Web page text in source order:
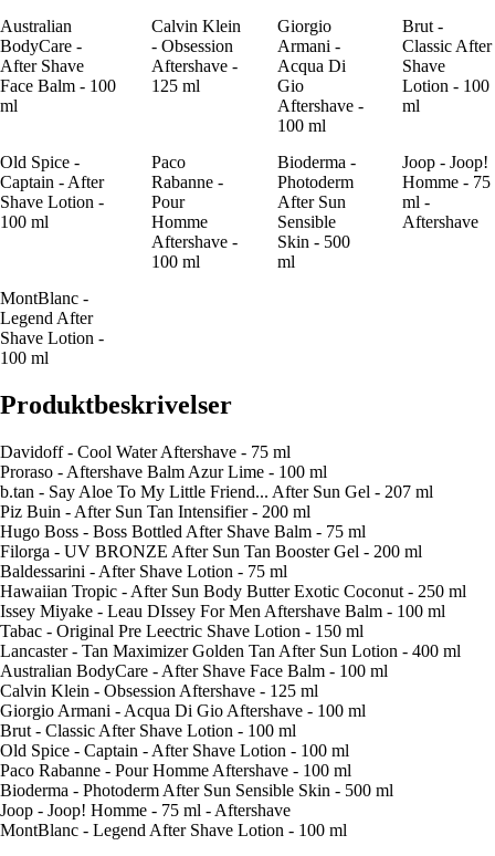
Australian
BodyCare -
After Shave
Face Balm - 100
ml
Calvin Klein
- Obsession
Aftershave -
125 ml
Giorgio
Armani -
Acqua Di
Gio
Aftershave -
100 ml
Brut -
Classic After
Shave
Lotion - 100
ml
Old Spice -
Captain - After
Shave Lotion -
100 ml
Paco
Rabanne -
Pour
Homme
Aftershave -
100 ml
Bioderma -
Photoderm
After Sun
Sensible
Skin - 500
ml
Joop - Joop!
Homme - 75
ml -
Aftershave
MontBlanc -
Legend After
Shave Lotion -
100 ml
Produktbeskrivelser
Davidoff - Cool Water Aftershave - 75 ml
Proraso - Aftershave Balm Azur Lime - 100 ml
b.tan - Say Aloe To My Little Friend... After Sun Gel - 207 ml
Piz Buin - After Sun Tan Intensifier - 200 ml
Hugo Boss - Boss Bottled After Shave Balm - 75 ml
Filorga - UV BRONZE After Sun Tan Booster Gel - 200 ml
Baldessarini - After Shave Lotion - 75 ml
Hawaiian Tropic - After Sun Body Butter Exotic Coconut - 250 ml
Issey Miyake - Leau DIssey For Men Aftershave Balm - 100 ml
Tabac - Original Pre Leectric Shave Lotion - 150 ml
Lancaster - Tan Maximizer Golden Tan After Sun Lotion - 400 ml
Australian BodyCare - After Shave Face Balm - 100 ml
Calvin Klein - Obsession Aftershave - 125 ml
Giorgio Armani - Acqua Di Gio Aftershave - 100 ml
Brut - Classic After Shave Lotion - 100 ml
Old Spice - Captain - After Shave Lotion - 100 ml
Paco Rabanne - Pour Homme Aftershave - 100 ml
Bioderma - Photoderm After Sun Sensible Skin - 500 ml
Joop - Joop! Homme - 75 ml - Aftershave
MontBlanc - Legend After Shave Lotion - 100 ml